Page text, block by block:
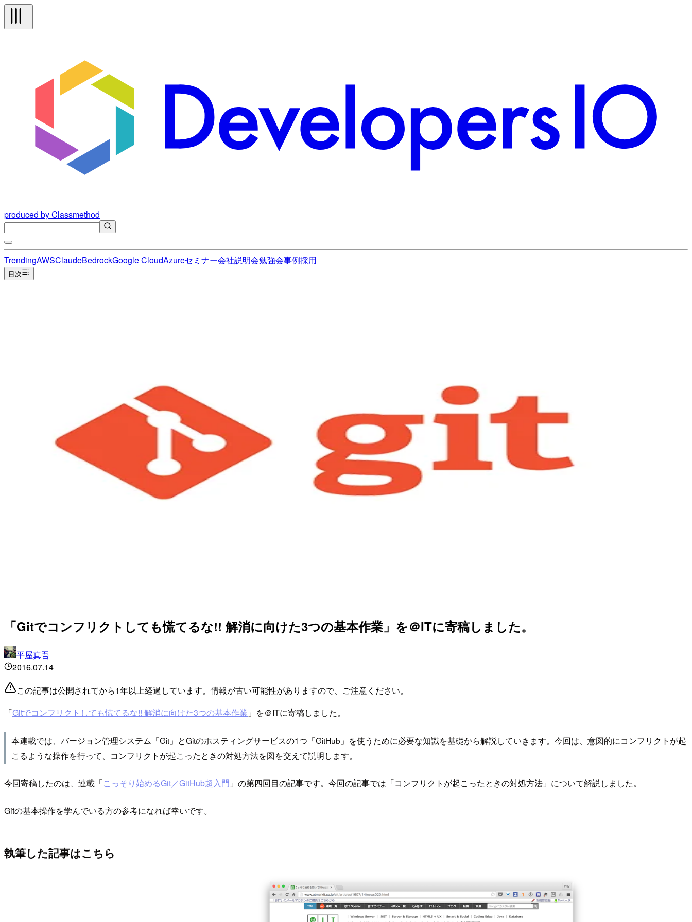
produced by Classmethod
TrendingAWSClaudeBedrockGoogle CloudAzureセミナー会社説明会勉強会事例採用
目次
「Gitでコンフリクトしても慌てるな!! 解消に向けた3つの基本作業」を＠ITに寄稿しました。
平屋真吾
2016.07.14
この記事は公開されてから1年以上経過しています。情報が古い可能性がありますので、ご注意ください。
「Gitでコンフリクトしても慌てるな!! 解消に向けた3つの基本作業 」を＠ITに寄稿しました。
本連載では、バージョン管理システム「Git」とGitのホスティングサービスの1つ「GitHub」を使うために必要な知識を基礎から解説していきます。今回は、意図的にコンフリクトが起
こるような操作を行って、コンフリクトが起こったときの対処方法を図を交えて説明します。
今回寄稿したのは、連載「こっそり始めるGit／GitHub超入門 」の第四回目の記事です。今回の記事では「コンフリクトが起こったときの対処方法」について解説しました。
Gitの基本操作を学んでいる方の参考になれば幸いです。
執筆した記事はこちら